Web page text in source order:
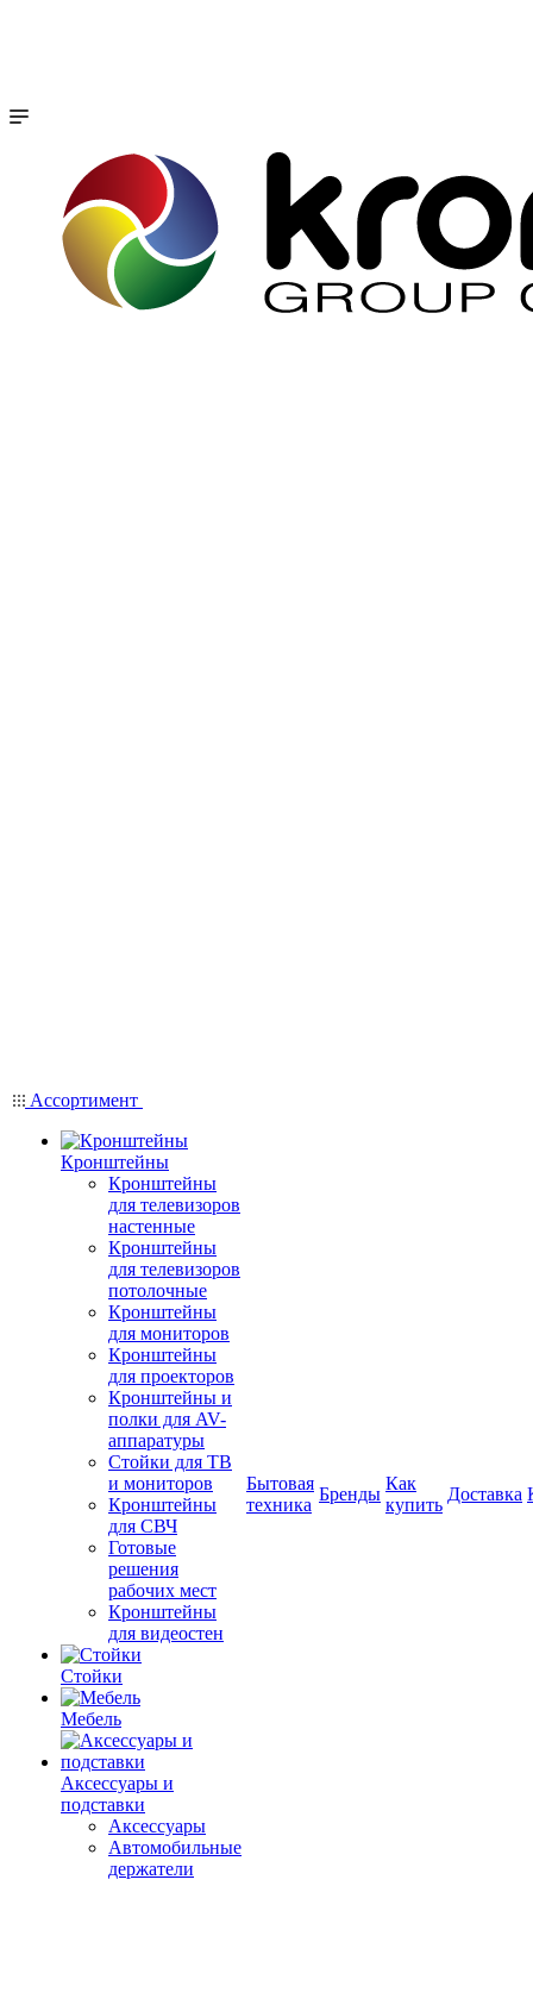
Ассортимент
Кронштейны
Кронштейны
для телевизоров
настенные
Кронштейны
для телевизоров
потолочные
Кронштейны
для мониторов
Кронштейны
для проекторов
Кронштейны и
полки для AV-
аппаратуры
Стойки для ТВ
и мониторов
Кронштейны
для СВЧ
Готовые
решения
рабочих мест
Кронштейны
для видеостен
Стойки
Мебель
Аксессуары и
подставки
Аксессуары
Автомобильные
держатели
Бытовая
техника
Бренды
Как
купить
Доставка